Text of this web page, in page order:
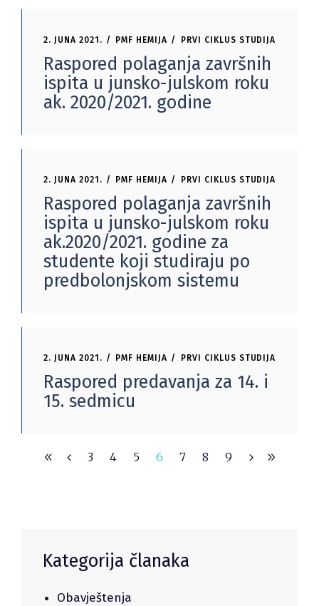
2. JUNA 2021. PMF HEMIJA PRVI CIKLUS STUDIJA
Raspored polaganja završnih
ispita u junsko-julskom roku
ak. 2020/2021. godine
2. JUNA 2021. PMF HEMIJA PRVI CIKLUS STUDIJA
Raspored polaganja završnih
ispita u junsko-julskom roku
ak.2020/2021. godine za
studente koji studiraju po
predbolonjskom sistemu
2. JUNA 2021. PMF HEMIJA PRVI CIKLUS STUDIJA
Raspored predavanja za 14. i
15. sedmicu
3 4 5 6 7 8 9
Kategorija članaka
Obavještenja